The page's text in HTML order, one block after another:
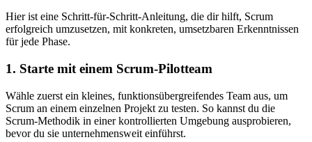
Hier ist eine Schritt-für-Schritt-Anleitung, die dir hilft, Scrum
erfolgreich umzusetzen, mit konkreten, umsetzbaren Erkenntnissen
für jede Phase.
1. Starte mit einem Scrum-Pilotteam
Wähle zuerst ein kleines, funktionsübergreifendes Team aus, um
Scrum an einem einzelnen Projekt zu testen. So kannst du die
Scrum-Methodik in einer kontrollierten Umgebung ausprobieren,
bevor du sie unternehmensweit einführst.